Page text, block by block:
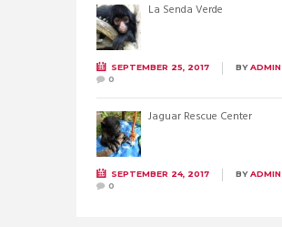
La Senda Verde
SEPTEMBER 25, 2017 BYADMIN
0
Jaguar Rescue Center
SEPTEMBER 24, 2017 BYADMIN
0